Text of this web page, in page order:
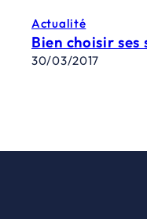
Actualité
Bien choisir ses
30/03/2017